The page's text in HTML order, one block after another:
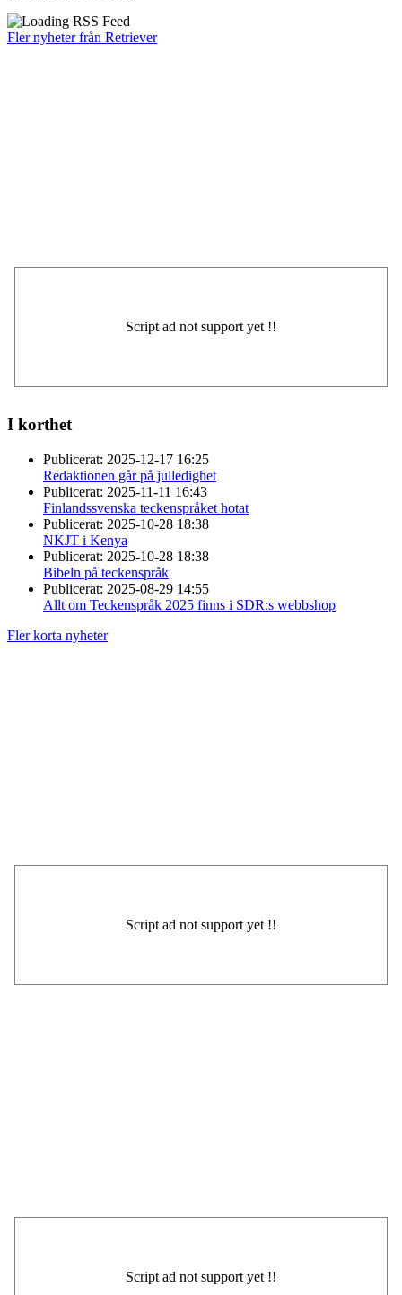
Fler nyheter från Retriever
I korthet
Publicerat: 2025-12-17 16:25
Redaktionen går på julledighet
Publicerat: 2025-11-11 16:43
Finlandssvenska teckenspråket hotat
Publicerat: 2025-10-28 18:38
NKJT i Kenya
Publicerat: 2025-10-28 18:38
Bibeln på teckenspråk
Publicerat: 2025-08-29 14:55
Allt om Teckenspråk 2025 finns i SDR:s webbshop
Fler korta nyheter